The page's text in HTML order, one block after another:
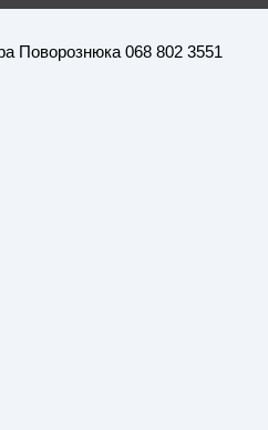
Поворознюка 068 802 3551